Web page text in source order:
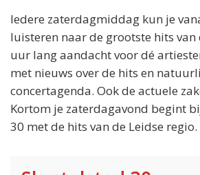
Iedere zaterdagmiddag kun je
luisteren naar de grootste hits
uur lang aandacht voor dé
met nieuws over de hits en
concertagenda. Ook de actuele
Kortom je zaterdagavond begint
30 met de hits van de Leidse regio.